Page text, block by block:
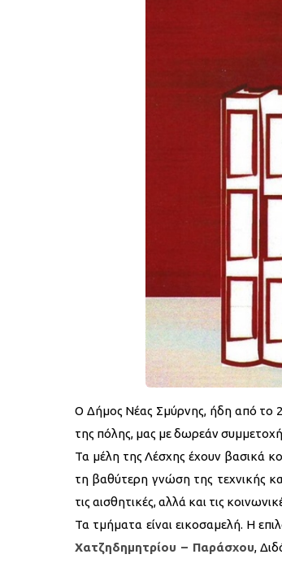
Ο Δήμος Νέας Σμύρνης, ήδη από το
της πόλης, μας με δωρεάν
Τα μέλη της Λέσχης έχουν βασικά
τη βαθύτερη γνώση της τεχνικής
τις αισθητικές, αλλά και τις
Τα τμήματα είναι εικοσαμελή. Η
Χατζηδημητρίου – Παράσχου,